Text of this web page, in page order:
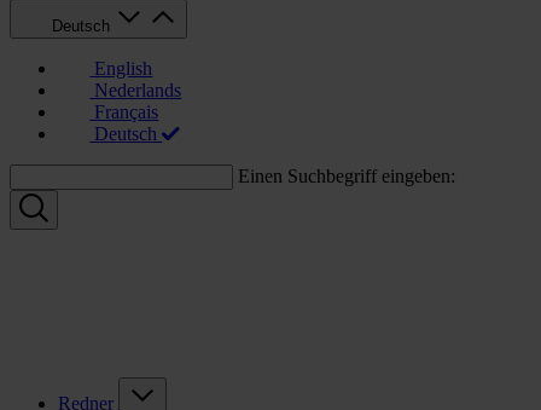
Deutsch
English
Nederlands
Français
Deutsch
Einen Suchbegriff eingeben:
Redner